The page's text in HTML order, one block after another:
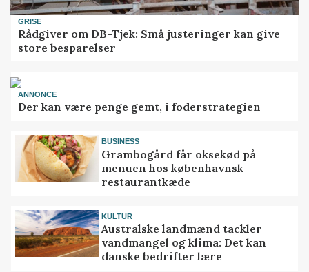
GRISE
Rådgiver om DB-Tjek: Små justeringer kan give
store besparelser
ANNONCE
Der kan være penge gemt, i foderstrategien
BUSINESS
Grambogård får oksekød på
menuen hos københavnsk
restaurantkæde
KULTUR
Australske landmænd tackler
vandmangel og klima: Det kan
danske bedrifter lære